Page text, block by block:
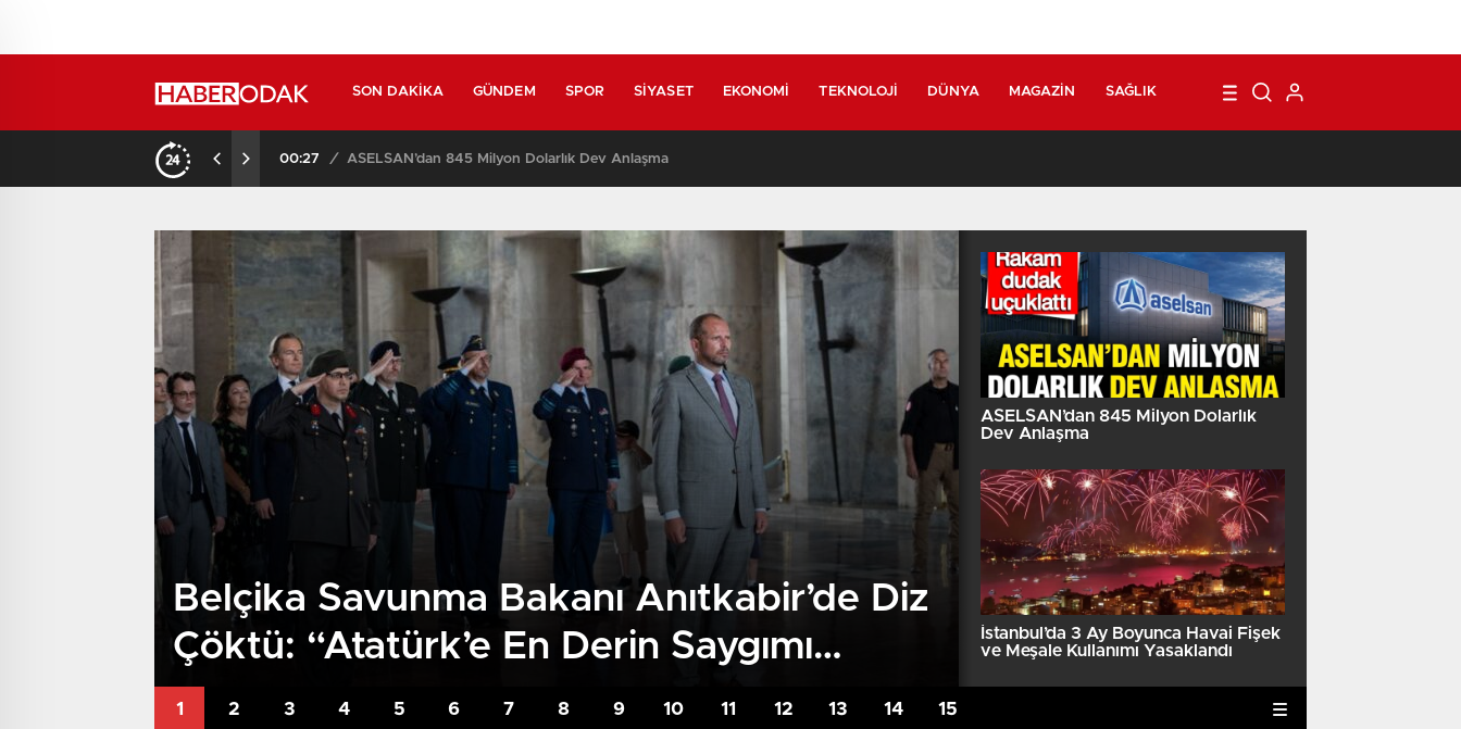
SON DAKIKA GÜNDEM SPOR SIYASET EKONOMI TEKNOLOJI DÜNYA MAGAZIN SAĞLIK
14:59 / İstanbul’da 3 Ay Boyunca Havai Fişek ve Meşale Kullanımı Yasaklandı
Belçika Savunma Bakanı Anıtkabir’de Diz
Çöktü: “Atatürk’e En Derin Saygımı
Sunuyorum”
Cumhurbaşkanı
Tebrik: “Gazze İçin
Harekete Geçmeli”
ASELSAN’dan 845 Milyon Dolarlık
Dev Anlaşma
İstanbul’da 3 Ay Boyunca Havai Fişek
ve Meşale Kullanımı Yasaklandı